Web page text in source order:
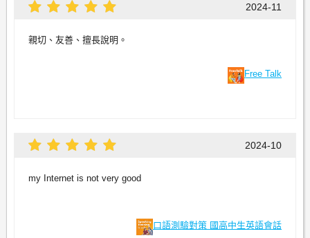
2024-11
親切、友善、擅長說明。
Free Talk
2024-10
my Internet is not very good
口語測驗對策 國高中生英語會話